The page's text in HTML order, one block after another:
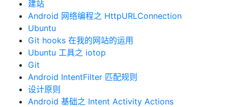
建站
Android 网络编程之 HttpURLConnection
Ubuntu
Git hooks 在我的网站的运用
Ubuntu 工具之 iotop
Git
Android IntentFilter 匹配规则
设计原则
Android 基础之 Intent Activity Actions